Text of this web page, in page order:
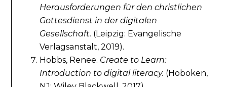
Herausforderungen für den christlichen
Gottesdienst in der digitalen
Gesellschaft. (Leipzig: Evangelische
Verlagsanstalt, 2019).
Hobbs, Renee. Create to Learn:
Introduction to digital literacy. (Hoboken,